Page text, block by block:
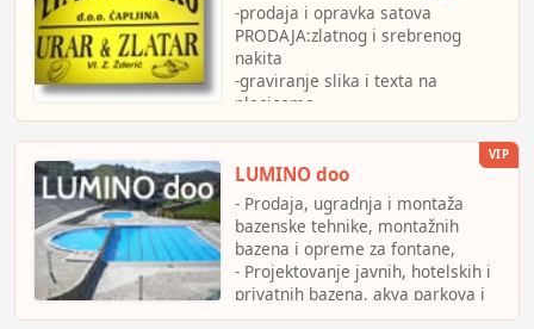
-prodaja i opravka satova
PRODAJA:zlatnog i srebrenog
nakita
-graviranje slika i texta na
plocicama
-veliki izbor zlatnog i srebrenog
nakita
-najnoviji izbor brendiranih satova
najpopularnijih marki.AKCIJA
POPUST 10%
VIP
LUMINO doo
- Prodaja, ugradnja i montaža
bazenske tehnike, montažnih
bazena i opreme za fontane,
- Projektovanje javnih, hotelskih i
privatnih bazena, akva parkova i
fontana,